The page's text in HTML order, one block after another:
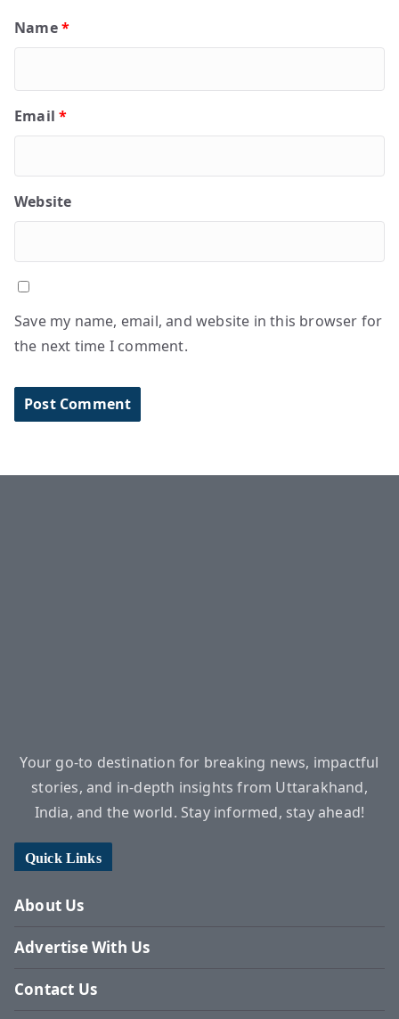
Name*
Email*
Website
Save my name, email, and website in this browser for
the next time I comment.
Your go-to destination for breaking news, impactful
stories, and in-depth insights from Uttarakhand,
India, and the world. Stay informed, stay ahead!
Quick Links
About Us
Advertise With Us
Contact Us